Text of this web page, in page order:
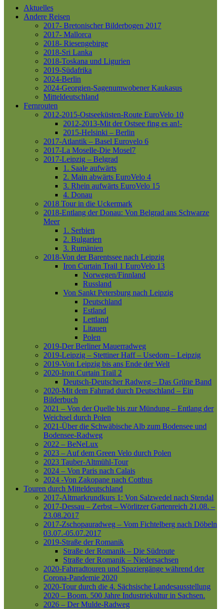
Aktuelles
Andere Reisen
2017- Bretonischer Bilderbogen 2017
2017- Mallorca
2018- Riesengebirge
2018-Sri Lanka
2018-Toskana und Ligurien
2019-Südafrika
2024-Berlin
2024-Georgien-Sagenumwobener Kaukasus
Mitteldeutschland
Fernrouten
2012-2015-Ostseeküsten-Route EuroVelo 10
2012-2013-Mit der Ostsee fing es an!-
2015-Helsinki – Berlin
2017-Atlantik – Basel Eurovelo 6
2017-La Moselle-Die Mosel7
2017-Leipzig – Belgrad
1. Saale aufwärts
2. Main abwärts EuroVelo 4
3. Rhein aufwärts EuroVelo 15
4. Donau
2018 Tour in die Uckermark
2018-Entlang der Donau: Von Belgrad ans Schwarze
Meer
1. Serbien
2. Bulgarien
3. Rumänien
2018-Von der Barentssee nach Leipzig
Iron Curtain Trail 1 EuroVelo 13
Norwegen/Finnland
Russland
Von Sankt Petersburg nach Leipzig
Deutschland
Estland
Lettland
Litauen
Polen
2019-Der Berliner Mauerradweg
2019-Leipzig – Stettiner Haff – Usedom – Leipzig
2019-Von Leipzig bis ans Ende der Welt
2020-Iron Curtain Trail 2
Deutsch-Deutscher Radweg – Das Grüne Band
2020-Mit dem Fahrrad durch Deutschland – Ein
Bilderbuch
2021 – Von der Quelle bis zur Mündung – Entlang der
Weichsel durch Polen
2021-Über die Schwäbische Alb zum Bodensee und
Bodensee-Radweg
2022 – BeNeLux
2023 – Auf dem Green Velo durch Polen
2023 Tauber-Altmühl-Tour
2024 – Von Paris nach Calais
2024 -Von Zakopane nach Cottbus
Touren durch Mitteldeutschland
2017-Altmarkrundkurs 1: Von Salzwedel nach Stendal
2017-Dessau – Zerbst – Wörlitzer Gartenreich 21.08. –
23.08.2017
2017-Zschopauradweg – Vom Fichtelberg nach Döbeln
03.07.-05.07.2017
2019-Straße der Romanik
Straße der Romanik – Die Südroute
Straße der Romanik – Niedersachsen
2020-Fahrradtouren und Spaziergänge während der
Corona-Pandemie 2020
2020-Tour durch die 4. Sächsische Landesausstellung
2020 – Boom. 500 Jahre Industriekultur in Sachsen.
2026 – Der Mulde-Radweg